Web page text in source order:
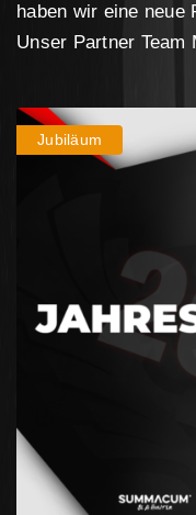
haben wir eine neue
Unser Partner
Jubiläum